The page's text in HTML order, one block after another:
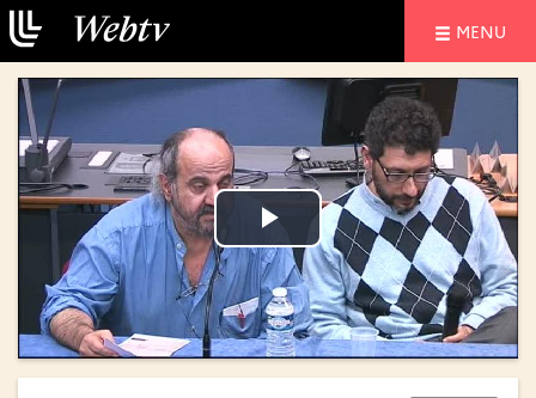
MENU
Lire
la
vidéo
Lire
la
vidéo